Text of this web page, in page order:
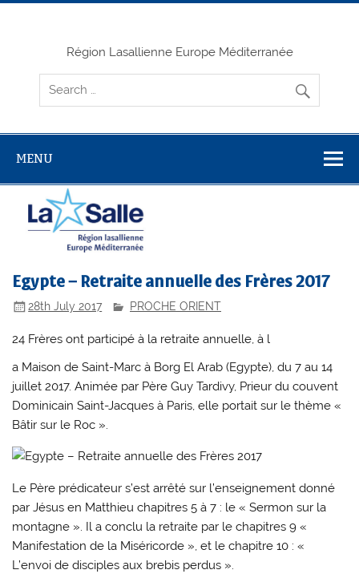
Skip
Région Lasallienne Europe Méditerranée
MENU
Egypte – Retraite annuelle des Frères 2017
28th July 2017 PROCHE ORIENT
24 Frères ont participé à la retraite annuelle, à l
a Maison de Saint-Marc à Borg El Arab (Egypte), du 7 au 14
juillet 2017. Animée par Père Guy Tardivy, Prieur du couvent
Dominicain Saint-Jacques à Paris, elle portait sur le thème «
Bâtir sur le Roc ».
Le Père prédicateur s’est arrêté sur l’enseignement donné
par Jésus en Matthieu chapitres 5 à 7 : le « Sermon sur la
montagne ». Il a conclu la retraite par le chapitres 9 «
Manifestation de la Miséricorde », et le chapitre 10 : «
L’envoi de disciples aux brebis perdus ».